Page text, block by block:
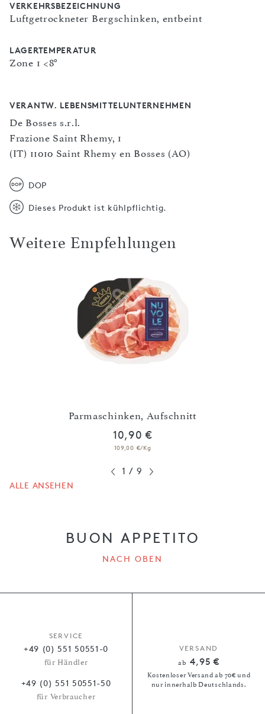
VERKEHRSBEZEICHNUNG
Luftgetrockneter Bergschinken, entbeint
LAGERTEMPERATUR
Zone 1 <8°
VERANTW. LEBENSMITTELUNTERNEHMEN
De Bosses s.r.l.
Frazione Saint Rhemy, 1
(IT) 11010 Saint Rhemy en Bosses (AO)
DOP
Dieses Produkt ist kühlpflichtig.
Weitere Empfehlungen
Parmaschinken, Aufschnitt
10,90 €
109,00 €/Kg
1 / 9
ALLE ANSEHEN
BUON APPETITO
NACH OBEN
SERVICE
+49 (0) 551 50551-0
für Händler
+49 (0) 551 50551-50
für Verbraucher
VERSAND
ab 4,95 €
Kostenloser Versand ab 70€ und
nur innerhalb Deutschlands.